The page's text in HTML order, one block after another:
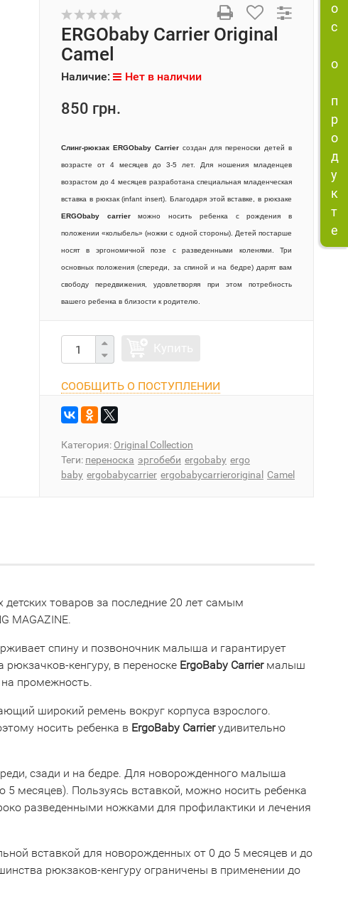
о
с
о
п
р
о
д
у
к
т
е
ERGObaby Carrier Original
Camel
Наличие: Нет в наличии
850 грн.
Слинг-рюкзак ERGObaby Carrierсоздан для переноски детей в
возрасте от 4 месяцев до 3-5 лет. Для ношения младенцев
возрастом до 4 месяцев разработана специальная младенческая
вставка в рюкзак (infant insert). Благодаря этой вставке, в рюкзаке
ERGObaby carrierможно носить ребенка с рождения в
положении «колыбель» (ножки с одной стороны). Детей постарше
носят в эргономичной позе с разведенными коленями. Три
основных положения (спереди, за спиной и на бедре) дарят вам
свободу передвижения, удовлетворяя при этом потребность
вашего ребенка в близости к родителю.
СООБЩИТЬ О ПОСТУПЛЕНИИ
Категория: Original Collection
Теги: переноска эргобеби ergobaby ergo
baby ergobabycarrier ergobabycarrieroriginal Camel
товаров за последние 20 лет самым
MAGAZINE.
спину и позвоночник малыша и гарантирует
кенгуру, в переноске ErgoBaby Carrierмалыш
промежность.
широкий ремень вокруг корпуса взрослого.
носить ребенка в ErgoBaby Carrierудивительно
сзади и на бедре. Для новорожденного малыша
5 месяцев). Пользуясь вставкой, можно носить ребенка
разведенными ножками для профилактики и лечения
вставкой для новорожденных от 0 до 5 месяцев и до
рюкзаков-кенгуру ограничены в применении до